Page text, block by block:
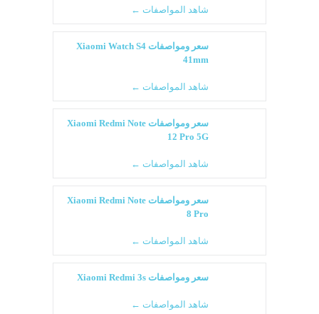
شاهد المواصفات ←
سعر ومواصفات Xiaomi Watch S4
41mm
شاهد المواصفات ←
سعر ومواصفات Xiaomi Redmi Note
12 Pro 5G
شاهد المواصفات ←
سعر ومواصفات Xiaomi Redmi Note
8 Pro
شاهد المواصفات ←
سعر ومواصفات Xiaomi Redmi 3s
شاهد المواصفات ←